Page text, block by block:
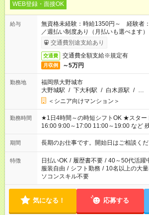
WEB登録・面接OK
給与
無資格未経験：時給1350円～ 経験者
／週払い制度あり（月払いも選べます
了次第のお支払いとなります。
交通費別途支給あり
交通費 交通費全額支給※規定有
月収例 ～5万円
勤務地
福岡県大野城市
大野城駅 / 下大利駅 / 白木原駅 / …
＜シニア向けマンション＞
勤務時間
★1日4時間～の時短シフトOK ★スタート時間選べます！ 7:00～
16:00 9:00～17:00 11:00～19:00 など 残業なし！
場合、他のお仕事と合わせ週40時間超
ん ※法令に基づき、週20時間以上勤務
短時間・短期間の就業はご案内が難しい
期間 長期のお仕事です。開始日はご相談
特徴 日払いOK / 履歴書不要 / 40～50代活躍
服装自由 / シフト勤務 / 10名以上の大
ソコンスキル不要
気になる！ 応募する